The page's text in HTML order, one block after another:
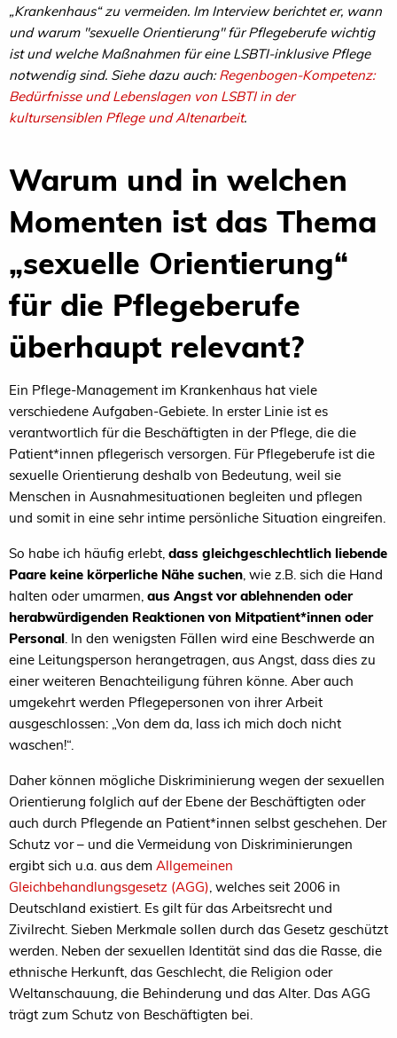
„Krankenhaus“ zu vermeiden. Im Interview berichtet er, wann
und warum "sexuelle Orientierung" für Pflegeberufe wichtig
ist und welche Maßnahmen für eine LSBTI-inklusive Pflege
notwendig sind. Siehe dazu auch:Regenbogen-Kompetenz:
Bedürfnisse und Lebenslagen von LSBTI in der
kultursensiblen Pflege und Altenarbeit.
Warum und in welchen
Momenten ist das Thema
„sexuelle Orientierung“
für die Pflegeberufe
überhaupt relevant?
Ein Pflege-Management im Krankenhaus hat viele
verschiedene Aufgaben-Gebiete. In erster Linie ist es
verantwortlich für die Beschäftigten in der Pflege, die die
Patient*innen pflegerisch versorgen. Für Pflegeberufe ist die
sexuelle Orientierung deshalb von Bedeutung, weil sie
Menschen in Ausnahmesituationen begleiten und pflegen
und somit in eine sehr intime persönliche Situation eingreifen.
So habe ich häufig erlebt, dass gleichgeschlechtlich liebende
Paare keine körperliche Nähe suchen, wie z.B. sich die Hand
halten oder umarmen, aus Angst vor ablehnenden oder
herabwürdigenden Reaktionen von Mitpatient*innen oder
Personal. In den wenigsten Fällen wird eine Beschwerde an
eine Leitungsperson herangetragen, aus Angst, dass dies zu
einer weiteren Benachteiligung führen könne. Aber auch
umgekehrt werden Pflegepersonen von ihrer Arbeit
ausgeschlossen: „Von dem da, lass ich mich doch nicht
waschen!“.
Daher können mögliche Diskriminierung wegen der sexuellen
Orientierung folglich auf der Ebene der Beschäftigten oder
auch durch Pflegende an Patient*innen selbst geschehen. Der
Schutz vor – und die Vermeidung von Diskriminierungen
ergibt sich u.a. aus dem Allgemeinen
Gleichbehandlungsgesetz (AGG), welches seit 2006 in
Deutschland existiert. Es gilt für das Arbeitsrecht und
Zivilrecht. Sieben Merkmale sollen durch das Gesetz geschützt
werden. Neben der sexuellen Identität sind das die Rasse, die
ethnische Herkunft, das Geschlecht, die Religion oder
Weltanschauung, die Behinderung und das Alter. Das AGG
trägt zum Schutz von Beschäftigten bei.